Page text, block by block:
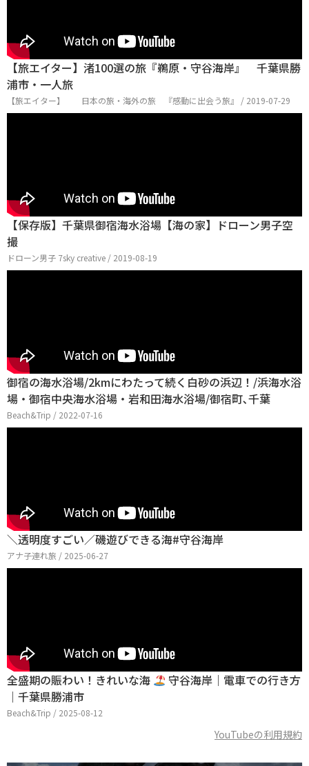
【旅エイター】渚100選の旅『鵜原・守谷海岸』 千葉県勝
浦市・一人旅
【旅エイター】 日本の旅・海外の旅 『感動に出会う旅』 / 2019-07-29
【保存版】千葉県御宿海水浴場【海の家】ドローン男子空
撮
ドローン男子 7sky creative / 2019-08-19
御宿の海水浴場/2kmにわたって続く白砂の浜辺！/浜海水浴
場・御宿中央海水浴場・岩和田海水浴場/御宿町､千葉
Beach&Trip / 2022-07-16
＼透明度すごい／磯遊びできる海#守谷海岸
アナ子連れ旅 / 2025-06-27
全盛期の賑わい！きれいな海
守谷海岸｜電車での行き方
｜千葉県勝浦市
Beach&Trip / 2025-08-12
YouTubeの利用規約